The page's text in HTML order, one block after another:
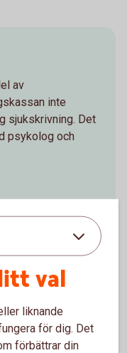
av
inte
sjukskrivning. Det
psykolog och
skydd
pension.
val
liknande
för dig. Det
förbättrar din